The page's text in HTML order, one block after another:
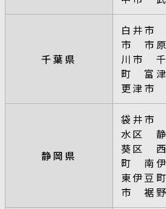
千葉県
白井市
市 市
川市
町 富
更津市
静岡県
袋井市
水区
葵区
町 南
東伊豆
市 裾